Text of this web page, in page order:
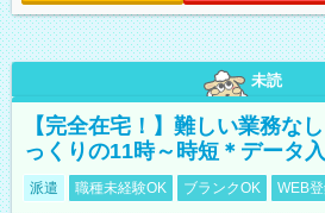
未読
【完全在宅！】難しい業務な
っくりの11時～時短＊データ
派遣 職種未経験OK ブランクOK WEB